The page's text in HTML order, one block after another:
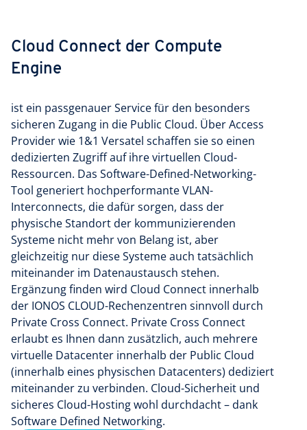
Cloud Connect der Compute
Engine
ist ein passgenauer Service für den besonders
sicheren Zugang in die Public Cloud. Über Access
Provider wie 1&1 Versatel schaffen sie so einen
dedizierten Zugriff auf ihre virtuellen Cloud-
Ressourcen. Das Software-Defined-Networking-
Tool generiert hochperformante VLAN-
Interconnects, die dafür sorgen, dass der
physische Standort der kommunizierenden
Systeme nicht mehr von Belang ist, aber
gleichzeitig nur diese Systeme auch tatsächlich
miteinander im Datenaustausch stehen.
Ergänzung finden wird Cloud Connect innerhalb
der IONOS CLOUD-Rechenzentren sinnvoll durch
Private Cross Connect. Private Cross Connect
erlaubt es Ihnen dann zusätzlich, auch mehrere
virtuelle Datacenter innerhalb der Public Cloud
(innerhalb eines physischen Datacenters) dediziert
miteinander zu verbinden. Cloud-Sicherheit und
sicheres Cloud-Hosting wohl durchdacht – dank
Software Defined Networking.